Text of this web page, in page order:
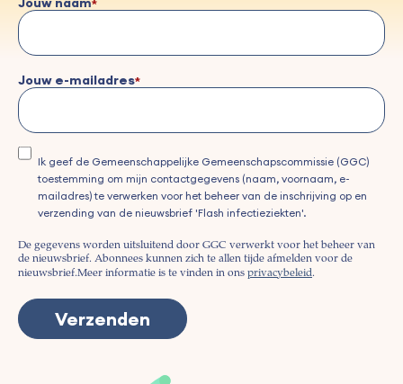
Jouw e-mailadres
Ik geef de Gemeenschappelijke Gemeenschapscommissie (GGC)
toestemming om mijn contactgegevens (naam, voornaam, e-
mailadres) te verwerken voor het beheer van de inschrijving op en
verzending van de nieuwsbrief 'Flash infectieziekten'.
De gegevens worden uitsluitend door GGC verwerkt voor het beheer van
de nieuwsbrief. Abonnees kunnen zich te allen tijde afmelden voor de
nieuwsbrief.Meer informatie is te vinden in ons privacybeleid.